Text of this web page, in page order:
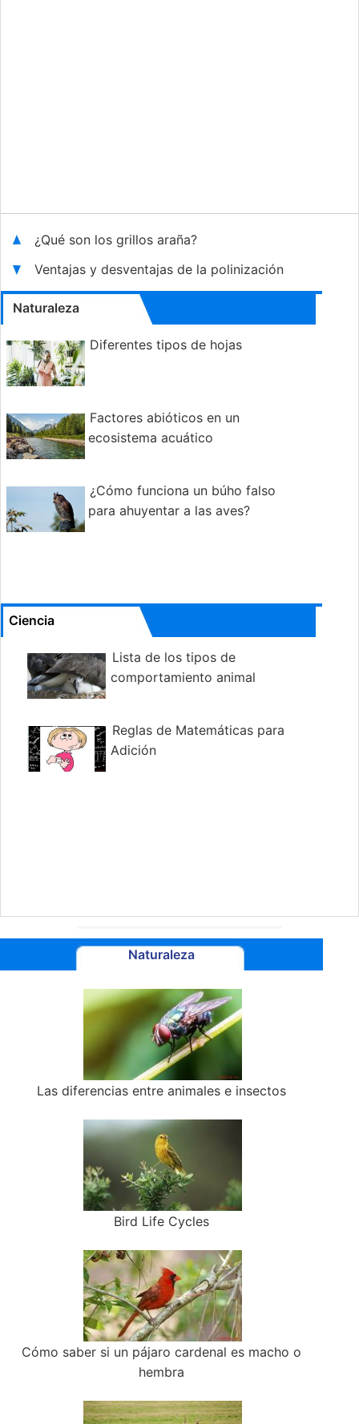
¿Qué son los grillos araña?
Ventajas y desventajas de la polinización
Naturaleza
Diferentes tipos de hojas
Factores abióticos en un
ecosistema acuático
¿Cómo funciona un búho falso
para ahuyentar a las aves?
Ciencia
Lista de los tipos de
comportamiento animal
Reglas de Matemáticas para
Adición
Naturaleza
Las diferencias entre animales e insectos
Bird Life Cycles
Cómo saber si un pájaro cardenal es macho o
hembra